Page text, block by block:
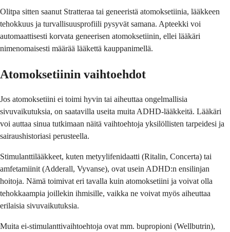
Olitpa sitten saanut Stratteraa tai geneeristä atomoksetiinia, lääkkeen
tehokkuus ja turvallisuusprofiili pysyvät samana. Apteekki voi
automaattisesti korvata geneerisen atomoksetiinin, ellei lääkäri
nimenomaisesti määrää lääkettä kauppanimellä.
Atomoksetiinin vaihtoehdot
Jos atomoksetiini ei toimi hyvin tai aiheuttaa ongelmallisia
sivuvaikutuksia, on saatavilla useita muita ADHD-lääkkeitä. Lääkäri
voi auttaa sinua tutkimaan näitä vaihtoehtoja yksilöllisten tarpeidesi ja
sairaushistoriasi perusteella.
Stimulanttilääkkeet, kuten metyylifenidaatti (Ritalin, Concerta) tai
amfetamiinit (Adderall, Vyvanse), ovat usein ADHD:n ensilinjan
hoitoja. Nämä toimivat eri tavalla kuin atomoksetiini ja voivat olla
tehokkaampia joillekin ihmisille, vaikka ne voivat myös aiheuttaa
erilaisia sivuvaikutuksia.
Muita ei-stimulanttivaihtoehtoja ovat mm. bupropioni (Wellbutrin),